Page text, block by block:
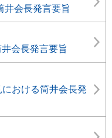
井会長発言要旨
会長発言要旨
おける筒井会長発